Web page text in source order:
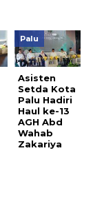
Palu
Asisten
Setda Kota
Palu Hadiri
Haul ke-13
AGH Abd
Wahab
Zakariya